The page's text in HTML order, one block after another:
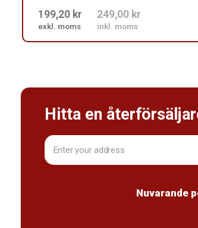
199,20 kr
exkl. moms
249,00 kr
inkl. moms
Hitta en
Nuvarande